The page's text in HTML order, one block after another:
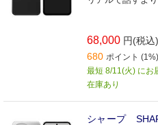
68,000 円(税込)
680 ポイント (1%)
最短 8/11(火) にお
在庫あり
シャープ